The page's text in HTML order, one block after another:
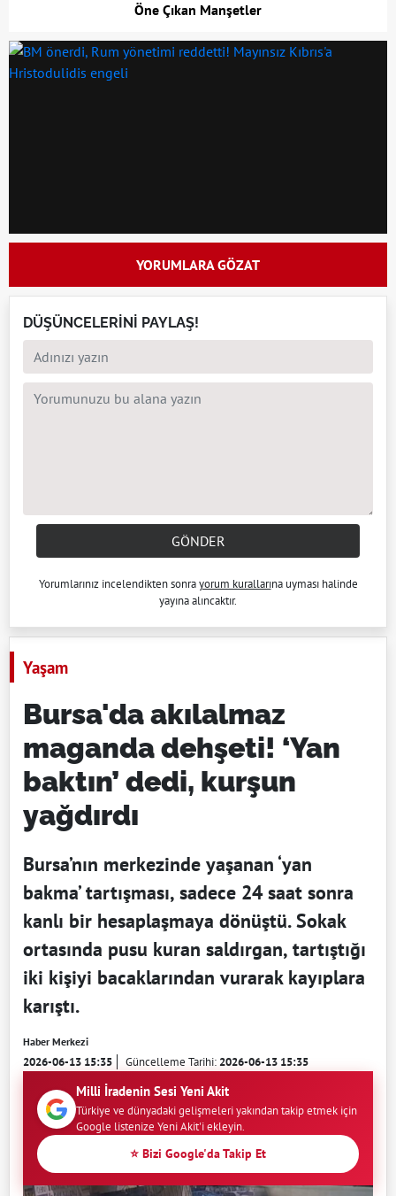
Öne Çıkan Manşetler
YORUMLARA GÖZAT
DÜŞÜNCELERİNİ PAYLAŞ!
GÖNDER
Yorumlarınız incelendikten sonrayorum kurallarına uyması halinde
yayına alıncaktır.
Yaşam
Bursa'da akılalmaz
maganda dehşeti! ‘Yan
baktın’ dedi, kurşun
yağdırdı
Bursa’nın merkezinde yaşanan ‘yan
bakma’ tartışması, sadece 24 saat sonra
kanlı bir hesaplaşmaya dönüştü. Sokak
ortasında pusu kuran saldırgan, tartıştığı
iki kişiyi bacaklarından vurarak kayıplara
karıştı.
Haber Merkezi
2026-06-13 15:35 Güncelleme Tarihi:2026-06-13 15:35
Milli İradenin Sesi Yeni Akit
Türkiye ve dünyadaki gelişmeleri yakından takip etmek için
Google listenize Yeni Akit'i ekleyin.
⭐ Bizi Google'da Takip Et